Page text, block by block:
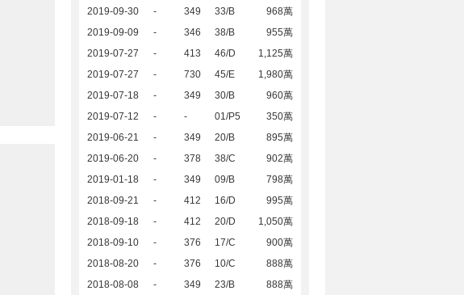
2019-09-30
- 349 33/B
968萬
2019-09-09
- 346 38/B
955萬
2019-07-27
- 413 46/D
1,125萬
2019-07-27
- 730 45/E
1,980萬
2019-07-18
- 349 30/B
960萬
2019-07-12
- - 01/P5
350萬
2019-06-21
- 349 20/B
895萬
2019-06-20
- 378 38/C
902萬
2019-01-18
- 349 09/B
798萬
2018-09-21
- 412 16/D
995萬
2018-09-18
- 412 20/D
1,050萬
2018-09-10
- 376 17/C
900萬
2018-08-20
- 376 10/C
888萬
2018-08-08
- 349 23/B
888萬